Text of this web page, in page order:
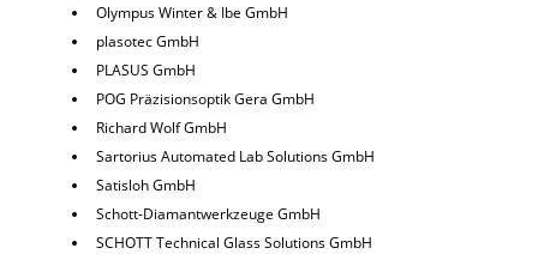
Olympus Winter & Ibe GmbH
plasotec GmbH
PLASUS GmbH
POG Präzisionsoptik Gera GmbH
Richard Wolf GmbH
Sartorius Automated Lab Solutions GmbH
Satisloh GmbH
Schott-Diamantwerkzeuge GmbH
SCHOTT Technical Glass Solutions GmbH